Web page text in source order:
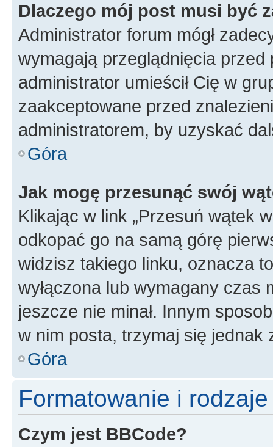
Dlaczego mój post musi być
Administrator forum mógł
wymagają przeglądnięcia
administrator umieścił Cię w
zaakceptowane przed
administratorem, by uzyskać
Góra
Jak mogę przesunąć swój
Klikając w link „Przesuń wątek
odkopać go na samą górę
widzisz takiego linku, oznacza
wyłączona lub wymagany czas
jeszcze nie minał. Innym
w nim posta, trzymaj się jednak
Góra
Formatowanie i
Czym jest BBCode?